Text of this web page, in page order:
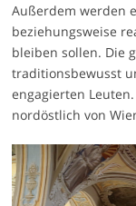
Außerdem werden
beziehungsweise
bleiben sollen. Die
traditionsbewusst
engagierten
nordöstlich von